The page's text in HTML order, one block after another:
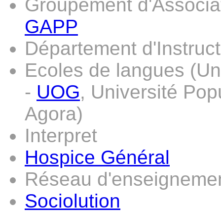
Groupement
GAPP
Département
Ecoles de langues
- UOG, Université
Agora)
Interpret
Hospice Général
Réseau
Sociolution